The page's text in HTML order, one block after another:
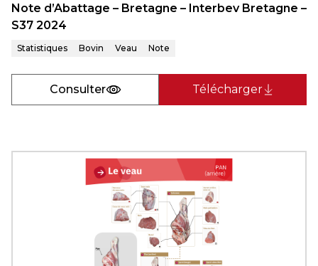
Note d’Abattage – Bretagne – Interbev Bretagne –
S37 2024
Statistiques Bovin Veau Note
Consulter Télécharger